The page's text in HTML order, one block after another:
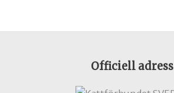
Officiell adress